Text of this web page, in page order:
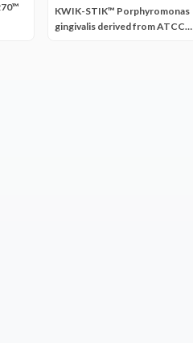
KWIK-STIK™ Porphyromonas
gingivalis derived from ATCC®